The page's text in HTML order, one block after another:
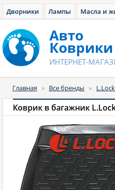
Дворники Лампы Масла и
Авто
Коврики
ИНТЕРНЕТ-
Главная » Все бренды »
Коврик в багажник